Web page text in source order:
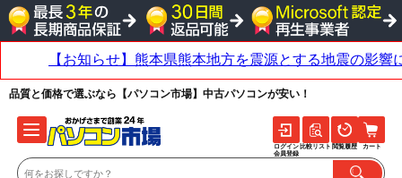
品質と価格で選ぶなら【パソコン市場】中古パソコンが安い！
ログイン
会員登録
比較リスト 閲覧履歴 カート